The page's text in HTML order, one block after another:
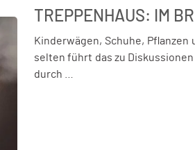
TREPPENHAUS: IM
Kinderwägen, Schuhe,
selten führt das zu
durch …